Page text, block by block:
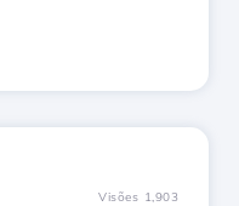
Visões 1,903